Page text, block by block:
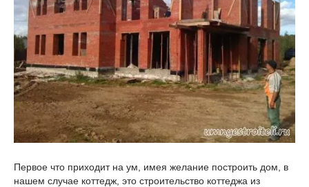
Первое что приходит на ум, имея желание построить дом, в
нашем случае коттедж, это строительство коттеджа из